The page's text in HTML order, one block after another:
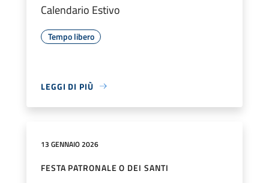
Calendario Estivo
Tempo libero
LEGGI DI PIÙ
13 GENNAIO 2026
FESTA PATRONALE O DEI SANTI